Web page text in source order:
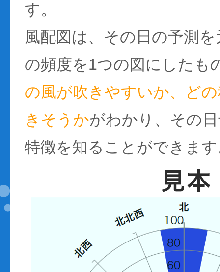
す。
風配図は、その日の予測
の頻度を1つの図にしたも
の風が吹きやすいか、ど
きそうかがわかり、その
特徴を知ることができま